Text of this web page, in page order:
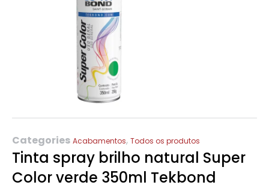
Categories Acabamentos, Todos os produtos
Tinta spray brilho natural Super
Color verde 350ml Tekbond